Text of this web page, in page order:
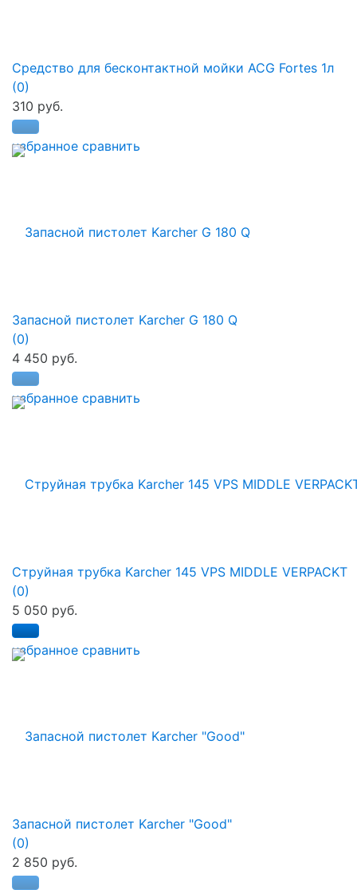
избранное сравнить
Средство для бесконтактной мойки ACG Fortes 1л
(0)
310 руб.
избранное сравнить
Запасной пистолет Karcher G 180 Q
(0)
4 450 руб.
избранное сравнить
Струйная трубка Karcher 145 VPS MIDDLE VERPACKT
(0)
5 050 руб.
Запасной пистолет Karcher "Good"
(0)
2 850 руб.